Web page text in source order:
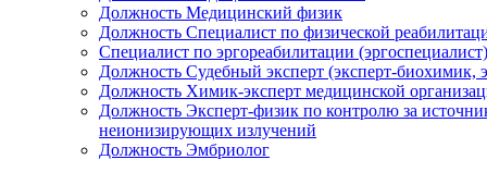
Должность Медицинский физик
Должность Специалист по физической
Специалист по эргореабилитации (эргоспециалист)
Должность Судебный эксперт (эксперт-биохимик,
Должность Химик-эксперт медицинской
Должность Эксперт-физик по контролю за
неионизирующих излучений
Должность Эмбриолог